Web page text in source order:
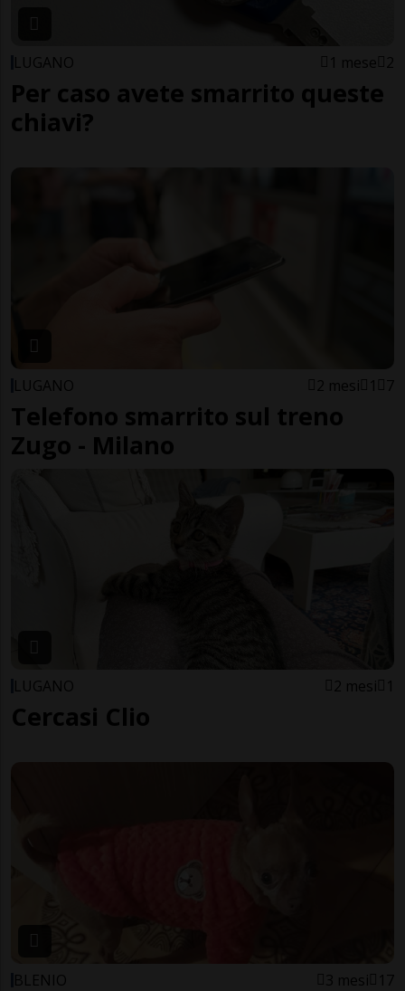
LUGANO 1 mese 2
Per caso avete smarrito queste
chiavi?
LUGANO 2 mesi 1 7
Telefono smarrito sul treno
Zugo - Milano
LUGANO 2 mesi 1
Cercasi Clio
BLENIO 3 mesi 17